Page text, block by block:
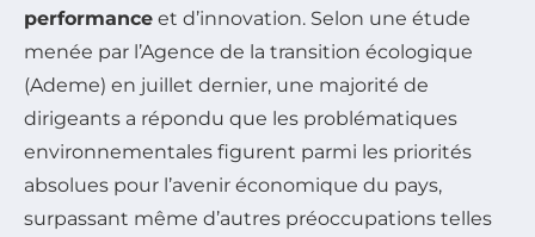
performance et d’innovation. Selon une étude
menée par l’Agence de la transition écologique
(Ademe) en juillet dernier, une majorité de
dirigeants a répondu que les problématiques
environnementales figurent parmi les priorités
absolues pour l’avenir économique du pays,
surpassant même d’autres préoccupations telles